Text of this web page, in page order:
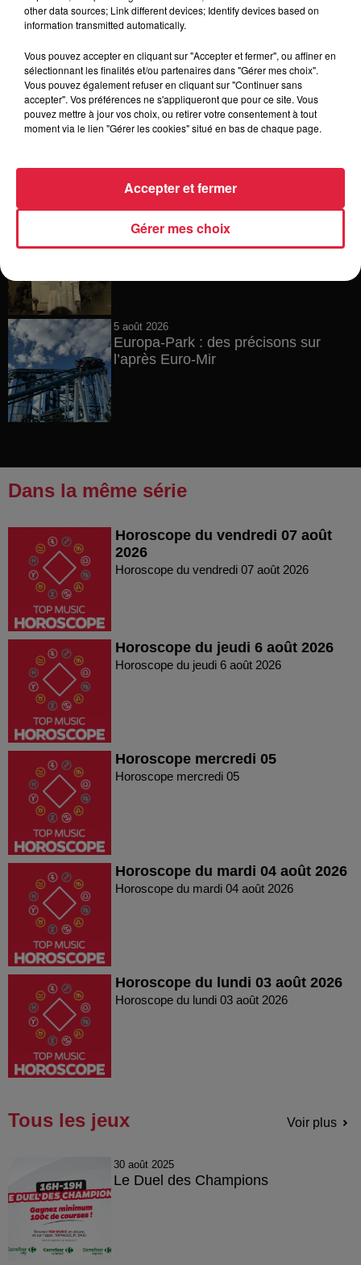
15h54
Tags antisémites à Strasbourg :
Catherine Trautmann réagit
14h33
Au zoo de Mulhouse : rencontre
Les dernières infos sur la venue du
pape à Metz en septembre
5 août 2026
Europa-Park : des précisons sur
l’après Euro-Mir
Dans la même série
Horoscope du vendredi 07 août
2026
Horoscope du vendredi 07 août 2026
Horoscope du jeudi 6 août 2026
Horoscope du jeudi 6 août 2026
Horoscope mercredi 05
Horoscope mercredi 05
Horoscope du mardi 04 août 2026
Horoscope du mardi 04 août 2026
Horoscope du lundi 03 août 2026
Horoscope du lundi 03 août 2026
Tous les jeux Voir plus
30 août 2025
Le Duel des Champions
other data sources; Link different devices; Identify devices based on
information transmitted automatically.
Vous pouvez accepter en cliquant sur "Accepter et fermer", ou affiner en
sélectionnant les finalités et/ou partenaires dans "Gérer mes choix".
Vous pouvez également refuser en cliquant sur "Continuer sans
accepter". Vos préférences ne s'appliqueront que pour ce site. Vous
pouvez mettre à jour vos choix, ou retirer votre consentement à tout
moment via le lien "Gérer les cookies" situé en bas de chaque page.
Gérer mes choix
Accepter et fermer